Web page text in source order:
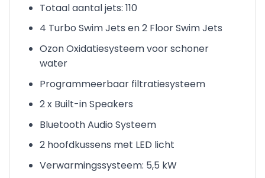
Totaal aantal jets: 110
4 Turbo Swim Jets en 2 Floor Swim Jets
Ozon Oxidatiesysteem voor schoner
water
Programmeerbaar filtratiesysteem
2 x Built-in Speakers
Bluetooth Audio Systeem
2 hoofdkussens met LED licht
Verwarmingssysteem: 5,5 kW